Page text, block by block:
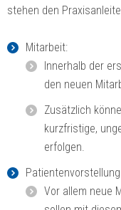
stehen den
Mitarbeit:
Innerhalb der
den neuen
Zusätzlich
kurzfristige,
erfolgen.
Vor allem neue